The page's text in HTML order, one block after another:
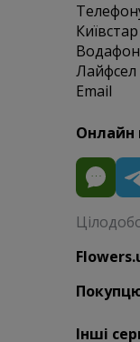
Київстар
Водафон
Лайфсел
Email
Онлайн
Інші